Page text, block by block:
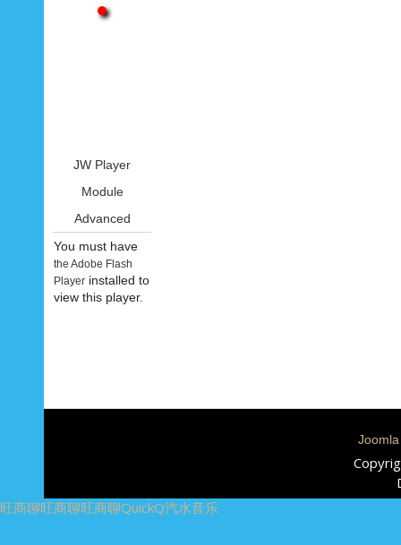
JW Player
Module
Advanced
You must have
the Adobe Flash
Player installed to
view this player.
旺商聊旺商聊旺商聊QuickQ汽水音乐